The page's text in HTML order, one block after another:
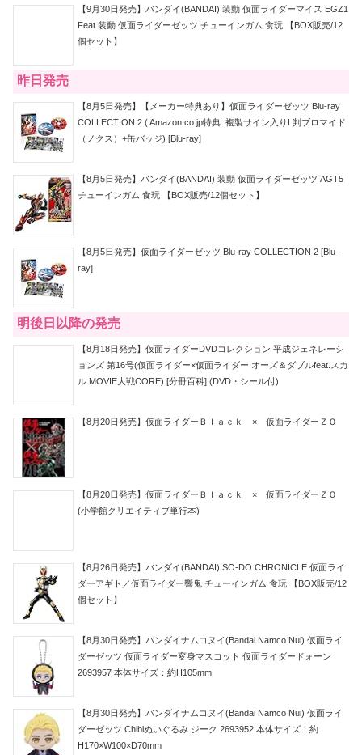
【9月30日発売】バンダイ(BANDAI) 装動 仮面ライダーマイス EGZ1
Feat.装動 仮面ライダーゼッツ チューインガム 食玩 【BOX販売/12
個セット】
昨日発売
【8月5日発売】【メーカー特典あり】仮面ライダーゼッツ Blu-ray
COLLECTION 2 ( Amazon.co.jp特典: 複製サイン入りL判ブロマイド
（ノクス）+缶バッジ) [Blu-ray]
【8月5日発売】バンダイ(BANDAI) 装動 仮面ライダーゼッツ AGT5
チューインガム 食玩 【BOX販売/12個セット】
【8月5日発売】仮面ライダーゼッツ Blu-ray COLLECTION 2 [Blu-
ray]
明後日以降の発売
【8月18日発売】仮面ライダーDVDコレクション 平成ジェネレーシ
ョンズ 第16号(仮面ライダー×仮面ライダー オーズ＆ダブルfeat.スカ
ル MOVIE大戦CORE) [分冊百科] (DVD・シール付)
【8月20日発売】仮面ライダーＢｌａｃｋ × 仮面ライダーＺＯ
【8月20日発売】仮面ライダーＢｌａｃｋ × 仮面ライダーＺＯ
(小学館クリエイティブ単行本)
【8月26日発売】バンダイ(BANDAI) SO-DO CHRONICLE 仮面ライ
ダーアギト／仮面ライダー響鬼 チューインガム 食玩 【BOX販売/12
個セット】
【8月30日発売】バンダイナムコヌイ(Bandai Namco Nui) 仮面ライ
ダーゼッツ 仮面ライダー変身マスコット 仮面ライダードォーン
2693957 本体サイズ：約H105mm
【8月30日発売】バンダイナムコヌイ(Bandai Namco Nui) 仮面ライ
ダーゼッツ Chibiぬいぐるみ ジーク 2693952 本体サイズ：約
H170×W100×D70mm